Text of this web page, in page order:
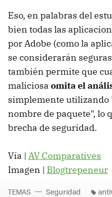
Eso, en palabras del
bien todas las
por Adobe (como la
se considerarán
también permite que
maliciosa omita el
simplemente utilizando
nombre de paquete", lo
brecha de seguridad.
Vía | AV Comparatives
Imagen | Blogtrepeneur
TEMAS Seguridad